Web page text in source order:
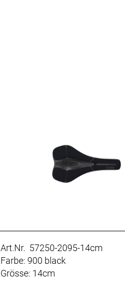
Art.Nr. 57250-2095-14cm
Farbe: 900 black
Grösse: 14cm